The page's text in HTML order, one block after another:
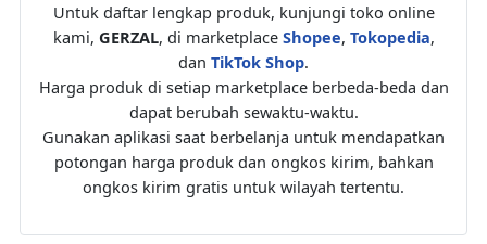
Untuk daftar lengkap produk, kunjungi toko online
kami, GERZAL, di marketplace Shopee, Tokopedia,
dan TikTok Shop.
Harga produk di setiap marketplace berbeda-beda dan
dapat berubah sewaktu-waktu.
Gunakan aplikasi saat berbelanja untuk mendapatkan
potongan harga produk dan ongkos kirim, bahkan
ongkos kirim gratis untuk wilayah tertentu.